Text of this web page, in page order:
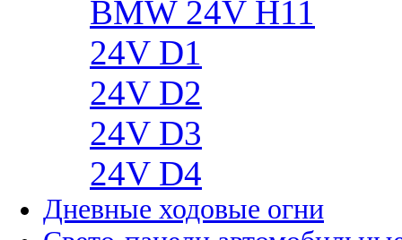
BMW 24V H11
24V D1
24V D2
24V D3
24V D4
Дневные ходовые огни